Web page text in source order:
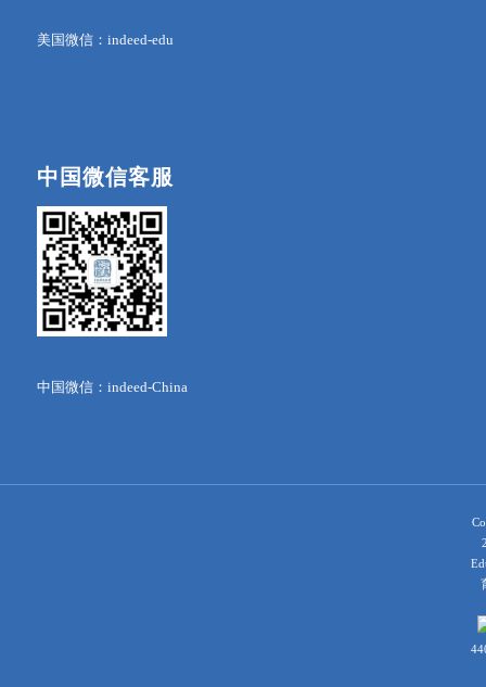
美国微信：indeed-edu
中国微信客服
中国微信：indeed-China